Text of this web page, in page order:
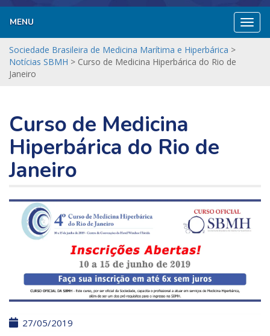
MENU
Sociedade Brasileira de Medicina Marítima e Hiperbárica >
Notícias SBMH > Curso de Medicina Hiperbárica do Rio de
Janeiro
Curso de Medicina
Hiperbárica do Rio de
Janeiro
27/05/2019